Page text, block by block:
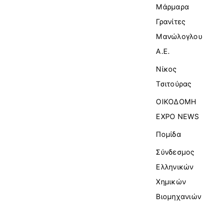
Μάρμαρα
Γρανίτες
Μανώλογλου
Α.Ε.
Νίκος
Τσιτούρας
ΟΙΚΟΔΟΜΗ
EXPO NEWS
Πομίδα
Σύνδεσμος
Ελληνικών
Χημικών
Βιομηχανιών